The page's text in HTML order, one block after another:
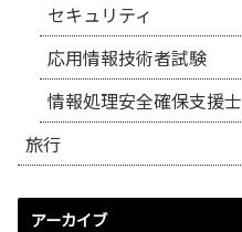
セキュリティ
応用情報技術者試験
情報処理安全確保支援士
旅行
アーカイブ